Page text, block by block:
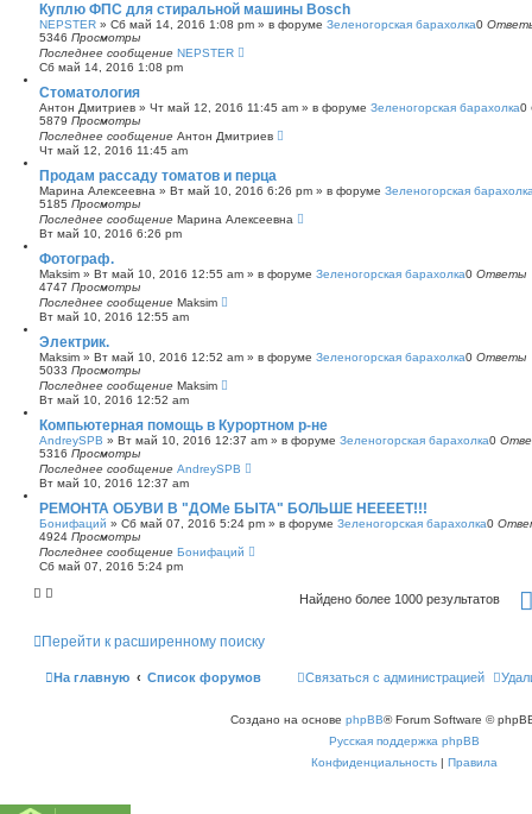
Куплю ФПС для стиральной машины Bosch
NEPSTER » Сб май 14, 2016 1:08 pm » в форуме Зеленогорская барахолка0
5346 Просмотры
Последнее сообщение NEPSTER
Сб май 14, 2016 1:08 pm
Стоматология
Антон Дмитриев » Чт май 12, 2016 11:45 am » в форуме Зеленогорская барахолка0
5879 Просмотры
Последнее сообщение Антон Дмитриев
Чт май 12, 2016 11:45 am
Продам рассаду томатов и перца
Марина Алексеевна » Вт май 10, 2016 6:26 pm » в форуме Зеленогорская
5185 Просмотры
Последнее сообщение Марина Алексеевна
Вт май 10, 2016 6:26 pm
Фотограф.
Maksim » Вт май 10, 2016 12:55 am » в форуме Зеленогорская барахолка0 Ответы
4747 Просмотры
Последнее сообщение Maksim
Вт май 10, 2016 12:55 am
Электрик.
Maksim » Вт май 10, 2016 12:52 am » в форуме Зеленогорская барахолка0 Ответы
5033 Просмотры
Последнее сообщение Maksim
Вт май 10, 2016 12:52 am
Компьютерная помощь в Курортном р-не
AndreySPB » Вт май 10, 2016 12:37 am » в форуме Зеленогорская барахолка0
5316 Просмотры
Последнее сообщение AndreySPB
Вт май 10, 2016 12:37 am
РЕМОНТА ОБУВИ В "ДОМе БЫТА" БОЛЬШЕ НЕЕЕЕТ!!!
Бонифаций » Сб май 07, 2016 5:24 pm » в форуме Зеленогорская барахолка0
4924 Просмотры
Последнее сообщение Бонифаций
Сб май 07, 2016 5:24 pm
Найдено более 1000 результатов
Перейти к расширенному поиску
На главную Список форумов Связаться с администрацией
Создано на основе phpBB® Forum Software ©
Русская поддержка phpBB
Конфиденциальность | Правила